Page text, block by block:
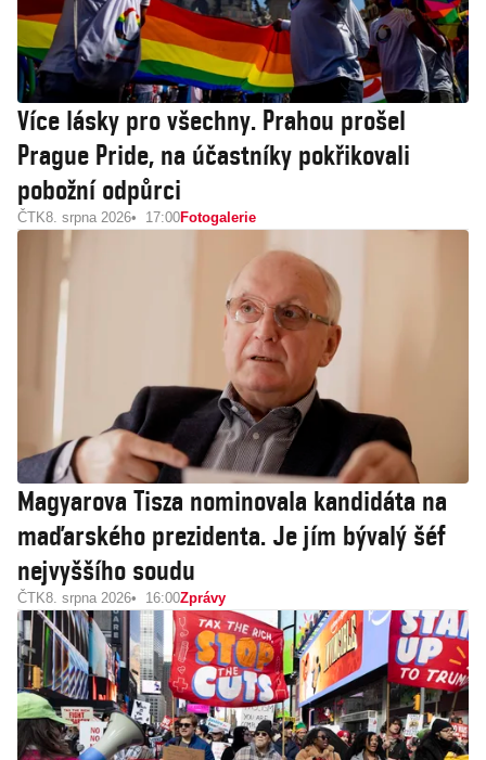
Více lásky pro všechny. Prahou prošel
Prague Pride, na účastníky pokřikovali
pobožní odpůrci
ČTK8. srpna 2026 17:00Fotogalerie
Magyarova Tisza nominovala kandidáta na
maďarského prezidenta. Je jím bývalý šéf
nejvyššího soudu
ČTK8. srpna 2026 16:00Zprávy